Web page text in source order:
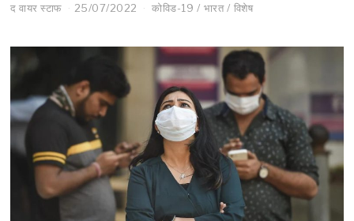
द वायर स्टाफ 25/07/2022 कोविड-19 / भारत / विशेष